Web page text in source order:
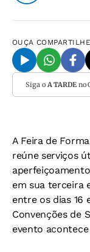
OUÇA COMPARTILHE
Siga o A TARDEno
A Feira de
reúne serviços
em sua terceira
entre os dias 16
Convenções de
evento acontece